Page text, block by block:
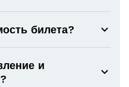
билета?
и